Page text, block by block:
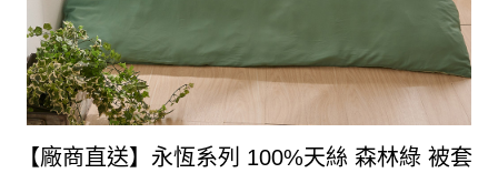
【廠商直送】永恆系列 100%天絲 森林綠 被套